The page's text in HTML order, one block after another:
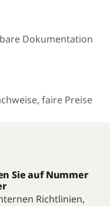
Dokumentation
faire Preise
Sie auf Nummer
Richtlinien,